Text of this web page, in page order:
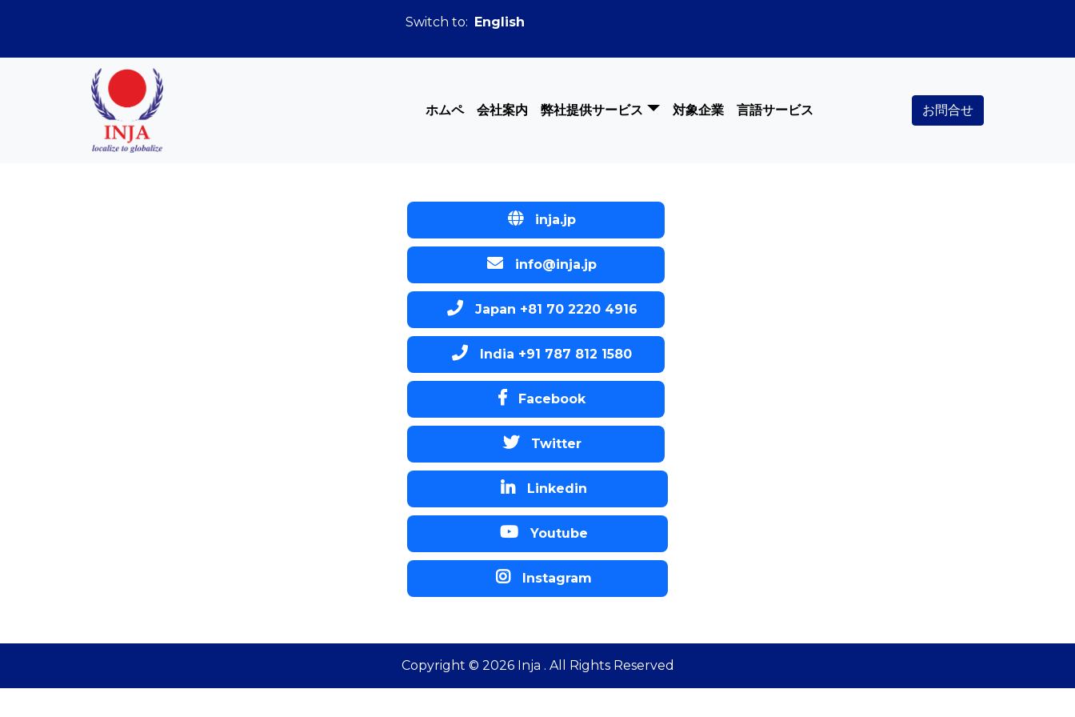
Switch to: English
ホムペ 会社案内 弊社提供サービス 対象企業 言語サービス お問合せ
inja.jp
info@inja.jp
Japan +81 70 2220 4916
India +91 787 812 1580
Facebook
Twitter
Linkedin
Youtube
Instagram
Copyright © 2026Inja . All Rights Reserved